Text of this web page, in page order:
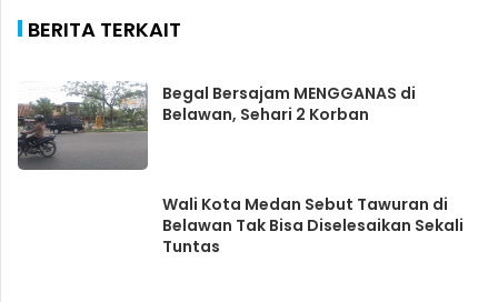
BERITA TERKAIT
Begal Bersajam MENGGANAS di
Belawan, Sehari 2 Korban
Wali Kota Medan Sebut Tawuran di
Belawan Tak Bisa Diselesaikan Sekali
Tuntas